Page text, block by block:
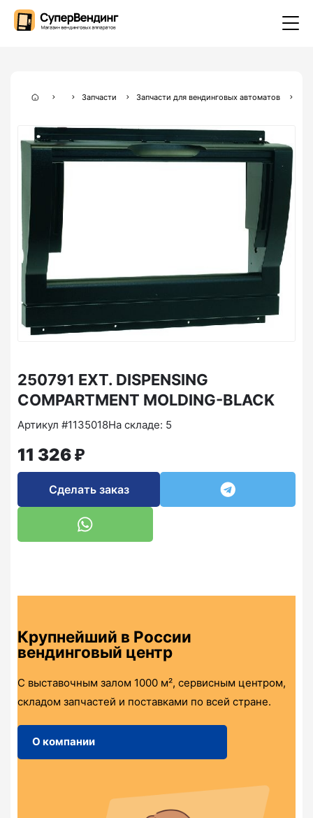
Запчасти Запчасти для вендинговых автоматов
250791 EXT. DISPENSING
COMPARTMENT MOLDING-BLACK
Артикул #1135018На складе: 5
11 326₽
Сделать заказ
Крупнейший в России
вендинговый центр
С выставочным залом 1000 м², сервисным центром,
складом запчастей и поставками по всей стране.
О компании